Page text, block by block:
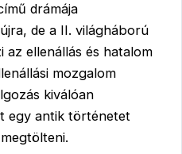
drámája
de a II. világháború
ellenállás és hatalom
mozgalom
kiválóan
egy antik történetet